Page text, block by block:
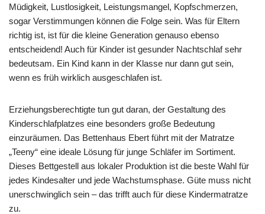
Müdigkeit, Lustlosigkeit, Leistungsmangel, Kopfschmerzen,
sogar Verstimmungen können die Folge sein. Was für Eltern
richtig ist, ist für die kleine Generation genauso ebenso
entscheidend! Auch für Kinder ist gesunder Nachtschlaf sehr
bedeutsam. Ein Kind kann in der Klasse nur dann gut sein,
wenn es früh wirklich ausgeschlafen ist.
Erziehungsberechtigte tun gut daran, der Gestaltung des
Kinderschlafplatzes eine besonders große Bedeutung
einzuräumen. Das Bettenhaus Ebert führt mit der Matratze
„Teeny“ eine ideale Lösung für junge Schläfer im Sortiment.
Dieses Bettgestell aus lokaler Produktion ist die beste Wahl für
jedes Kindesalter und jede Wachstumsphase. Güte muss nicht
unerschwinglich sein – das trifft auch für diese Kindermatratze
zu.